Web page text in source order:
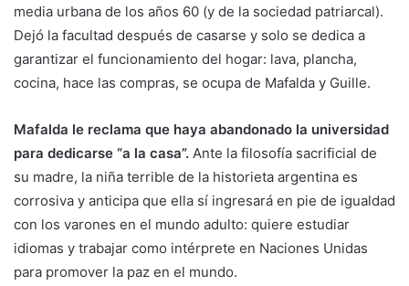
media urbana de los años 60 (y de la sociedad patriarcal).
Dejó la facultad después de casarse y solo se dedica a
garantizar el funcionamiento del hogar: lava, plancha,
cocina, hace las compras, se ocupa de Mafalda y Guille.
Mafalda le reclama que haya abandonado la universidad
para dedicarse “a la casa”. Ante la filosofía sacrificial de
su madre, la niña terrible de la historieta argentina es
corrosiva y anticipa que ella sí ingresará en pie de igualdad
con los varones en el mundo adulto: quiere estudiar
idiomas y trabajar como intérprete en Naciones Unidas
para promover la paz en el mundo.